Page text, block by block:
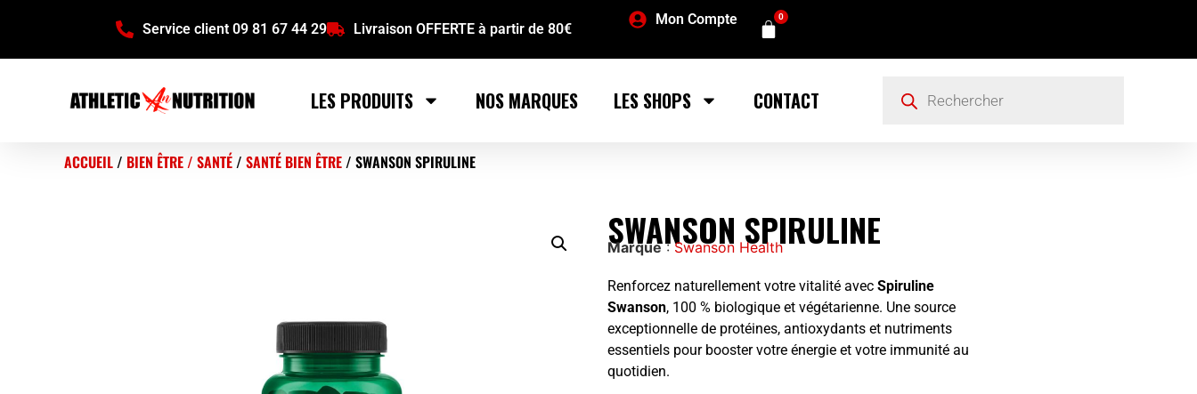
Service client 09 81 67 44 29 Livraison OFFERTE à partir de 80€
Mon Compte 0
LES PRODUITS NOS MARQUES LES SHOPS CONTACT
ACCUEIL/ BIEN ÊTRE / SANTÉ/ SANTÉ BIEN ÊTRE/ SWANSON SPIRULINE
SWANSON SPIRULINE
Marque: Swanson Health
Renforcez naturellement votre vitalité avec Spiruline
Swanson, 100 % biologique et végétarienne. Une source
exceptionnelle de protéines, antioxydants et nutriments
essentiels pour booster votre énergie et votre immunité au
quotidien.